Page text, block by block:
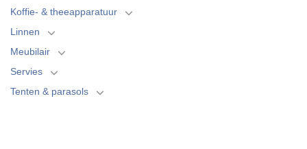
Koffie- & theeapparatuur
Linnen
Meubilair
Servies
Tenten & parasols